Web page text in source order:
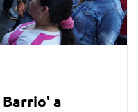
Barrio' a